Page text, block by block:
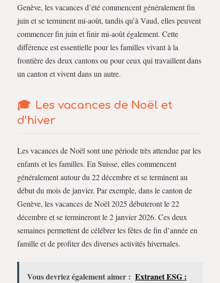
Genève, les vacances d’été commencent généralement fin
juin et se terminent mi-août, tandis qu’à Vaud, elles peuvent
commencer fin juin et finir mi-août également. Cette
différence est essentielle pour les familles vivant à la
frontière des deux cantons ou pour ceux qui travaillent dans
un canton et vivent dans un autre.
Les vacances de Noël et
d’hiver
Les vacances de Noël sont une période très attendue par les
enfants et les familles. En Suisse, elles commencent
généralement autour du 22 décembre et se terminent au
début du mois de janvier. Par exemple, dans le canton de
Genève, les vacances de Noël 2025 débuteront le 22
décembre et se termineront le 2 janvier 2026. Ces deux
semaines permettent de célébrer les fêtes de fin d’année en
famille et de profiter des diverses activités hivernales.
Vous devriez également aimer : Extranet ESG :